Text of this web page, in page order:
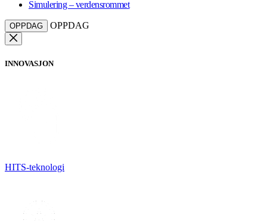
Simulering – verdensrommet
OPPDAG OPPDAG
INNOVASJON
HITS-teknologi